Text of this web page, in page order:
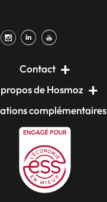
Contact
de Hosmoz
complémentaires